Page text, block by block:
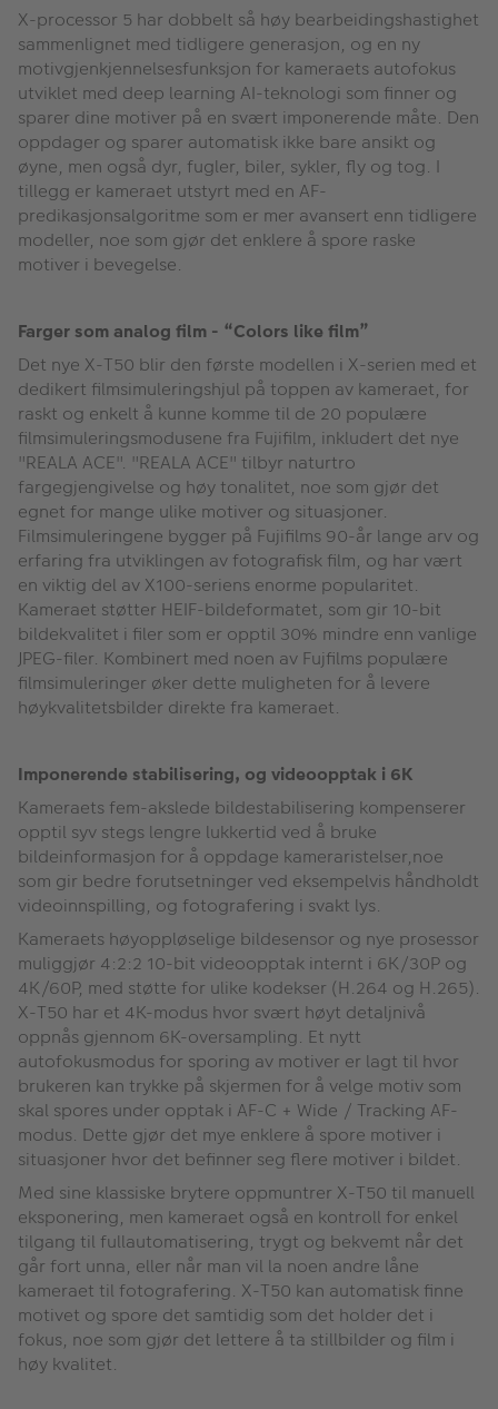
X-processor 5 har dobbelt så høy bearbeidingshastighet
sammenlignet med tidligere generasjon, og en ny
motivgjenkjennelsesfunksjon for kameraets autofokus
utviklet med deep learning AI-teknologi som finner og
sparer dine motiver på en svært imponerende måte. Den
oppdager og sparer automatisk ikke bare ansikt og
øyne, men også dyr, fugler, biler, sykler, fly og tog. I
tillegg er kameraet utstyrt med en AF-
predikasjonsalgoritme som er mer avansert enn tidligere
modeller, noe som gjør det enklere å spore raske
motiver i bevegelse.
Farger som analog film - “Colors like film”
Det nye X-T50 blir den første modellen i X-serien med et
dedikert filmsimuleringshjul på toppen av kameraet, for
raskt og enkelt å kunne komme til de 20 populære
filmsimuleringsmodusene fra Fujifilm, inkludert det nye
"REALA ACE". "REALA ACE" tilbyr naturtro
fargegjengivelse og høy tonalitet, noe som gjør det
egnet for mange ulike motiver og situasjoner.
Filmsimuleringene bygger på Fujifilms 90-år lange arv og
erfaring fra utviklingen av fotografisk film, og har vært
en viktig del av X100-seriens enorme popularitet.
Kameraet støtter HEIF-bildeformatet, som gir 10-bit
bildekvalitet i filer som er opptil 30% mindre enn vanlige
JPEG-filer. Kombinert med noen av Fujfilms populære
filmsimuleringer øker dette muligheten for å levere
høykvalitetsbilder direkte fra kameraet.
Imponerende stabilisering, og videoopptak i 6K
Kameraets fem-akslede bildestabilisering kompenserer
opptil syv stegs lengre lukkertid ved å bruke
bildeinformasjon for å oppdage kameraristelser,noe
som gir bedre forutsetninger ved eksempelvis håndholdt
videoinnspilling, og fotografering i svakt lys.
Kameraets høyoppløselige bildesensor og nye prosessor
muliggjør 4:2:2 10-bit videoopptak internt i 6K/30P og
4K/60P, med støtte for ulike kodekser (H.264 og H.265).
X-T50 har et 4K-modus hvor svært høyt detaljnivå
oppnås gjennom 6K-oversampling. Et nytt
autofokusmodus for sporing av motiver er lagt til hvor
brukeren kan trykke på skjermen for å velge motiv som
skal spores under opptak i AF-C + Wide / Tracking AF-
modus. Dette gjør det mye enklere å spore motiver i
situasjoner hvor det befinner seg flere motiver i bildet.
Med sine klassiske brytere oppmuntrer X-T50 til manuell
eksponering, men kameraet også en kontroll for enkel
tilgang til fullautomatisering, trygt og bekvemt når det
går fort unna, eller når man vil la noen andre låne
kameraet til fotografering. X-T50 kan automatisk finne
motivet og spore det samtidig som det holder det i
fokus, noe som gjør det lettere å ta stillbilder og film i
høy kvalitet.